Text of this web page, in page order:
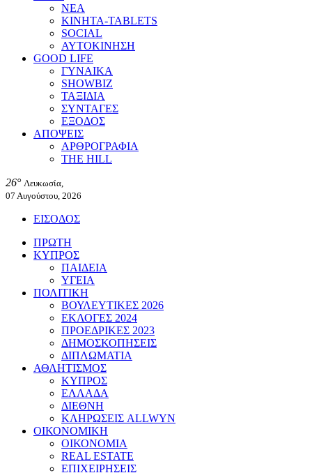
ΝΕΑ
ΚΙΝΗΤΑ-TABLETS
SOCIAL
ΑΥΤΟΚΙΝΗΣΗ
GOOD LIFE
ΓΥΝΑΙΚΑ
SHOWBIZ
ΤΑΞΙΔΙΑ
ΣΥΝΤΑΓΕΣ
ΕΞΟΔΟΣ
ΑΠΟΨΕΙΣ
ΑΡΘΡΟΓΡΑΦΙΑ
THE HILL
26° Λευκωσία,
07 Αυγούστου, 2026
ΕΙΣΟΔΟΣ
ΠΡΩΤΗ
ΚΥΠΡΟΣ
ΠΑΙΔΕΙΑ
ΥΓΕΙΑ
ΠΟΛΙΤΙΚΗ
ΒΟΥΛΕΥΤΙΚΕΣ 2026
ΕΚΛΟΓΕΣ 2024
ΠΡΟΕΔΡΙΚΕΣ 2023
ΔΗΜΟΣΚΟΠΗΣΕΙΣ
ΔΙΠΛΩΜΑΤΙΑ
ΑΘΛΗΤΙΣΜΟΣ
ΚΥΠΡΟΣ
ΕΛΛΑΔΑ
ΔΙΕΘΝΗ
ΚΛΗΡΩΣΕΙΣ ALLWYN
ΟΙΚΟΝΟΜΙΚΗ
ΟΙΚΟΝΟΜΙΑ
REAL ESTATE
ΕΠΙΧΕΙΡΗΣΕΙΣ